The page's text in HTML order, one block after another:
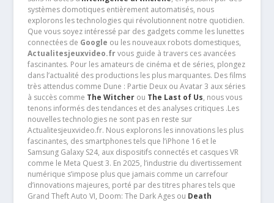
systèmes domotiques entièrement automatisés, nous
explorons les technologies qui révolutionnent notre quotidien.
Que vous soyez intéressé par des gadgets comme les lunettes
connectées de Google ou les nouveaux robots domestiques,
Actualitesjeuxvideo.frvous guide à travers ces avancées
fascinantes. Pour les amateurs de cinéma et de séries, plongez
dans l’actualité des productions les plus marquantes. Des films
très attendus comme Dune : Partie Deux ou Avatar 3 aux séries
à succès comme The Witcherou The Last of Us, nous vous
tenons informés des tendances et des analyses critiques .Les
nouvelles technologies ne sont pas en reste sur
Actualitesjeuxvideo.fr. Nous explorons les innovations les plus
fascinantes, des smartphones tels que l’iPhone 16 et le
Samsung Galaxy S24, aux dispositifs connectés et casques VR
comme le Meta Quest 3. En 2025, l’industrie du divertissement
numérique s’impose plus que jamais comme un carrefour
d’innovations majeures, porté par des titres phares tels que
Grand Theft Auto VI, Doom: The Dark Ages ou Death